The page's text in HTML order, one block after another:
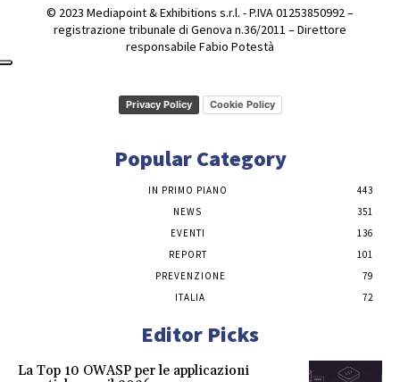
© 2023 Mediapoint & Exhibitions s.r.l. - P.IVA 01253850992 –
registrazione tribunale di Genova n.36/2011 – Direttore
responsabile Fabio Potestà
Privacy Policy Cookie Policy
Popular Category
IN PRIMO PIANO
443
NEWS
351
EVENTI
136
REPORT
101
PREVENZIONE
79
ITALIA
72
Editor Picks
La Top 10 OWASP per le applicazioni